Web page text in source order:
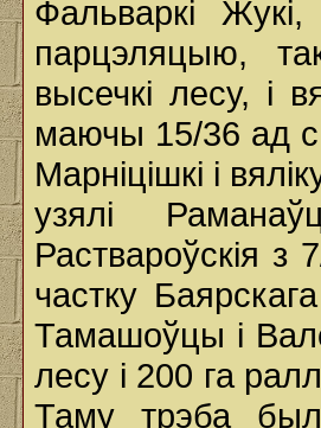
Фальваркі
парцэляцыю,
высечкі лесу, і
маючы 15/36 ад
Марніцішкі і
узялі
Раствароўскія з
частку
Тамашоўцы і
лесу і 200 га
Таму трэба